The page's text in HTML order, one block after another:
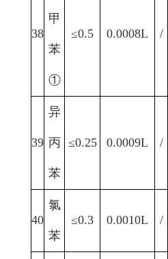
38
甲
苯
①
≤0.5 0.0008L /
39
异
丙
苯
≤0.25 0.0009L /
40
氯
苯
≤0.3 0.0010L /